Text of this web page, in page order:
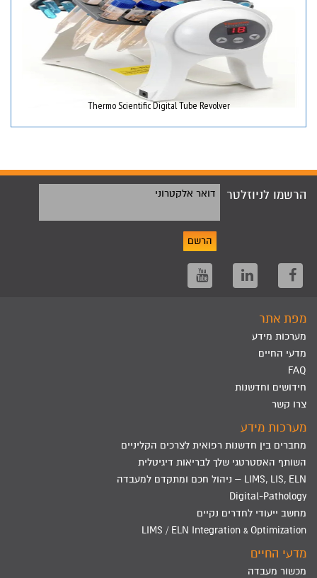
Thermo Scientific Digital Tube Revolver
הרשמו לניוזלטר דואר אלקטרוני
הרשם
מפת אתר
מערכות מידע
מדעי החיים
FAQ
חידושים וחדשנות
צרו קשר
מערכות מידע
מחברים בין חדשנות רפואית לצרכים הקליניים
השותף האסטרטגי שלך לבריאות דיגיטלית
LIMS, LIS, ELN – ניהול חכם ומתקדם למעבדה
Digital-Pathology
מחשב ייעודי לחדרים נקיים
LIMS / ELN Integration & Optimization
מדעי החיים
מכשור מעבדה